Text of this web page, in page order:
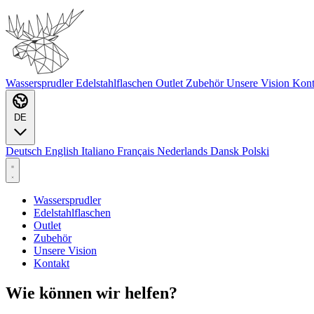
WassersprudlerEdelstahlflaschen Outlet ZubehörUnsere Vision
DE
Deutsch English Italiano Français Nederlands Dansk Polski
Wassersprudler
Edelstahlflaschen
Outlet
Zubehör
Unsere Vision
Kontakt
Wie können wir helfen?